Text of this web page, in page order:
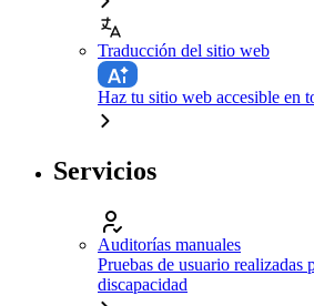
Traducción del sitio web
Haz tu sitio web accesible en
Servicios
Auditorías manuales
Pruebas de usuario realizadas
discapacidad